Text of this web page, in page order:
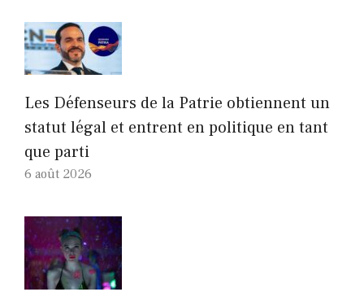
Les Défenseurs de la Patrie obtiennent un
statut légal et entrent en politique en tant
que parti
6 août 2026